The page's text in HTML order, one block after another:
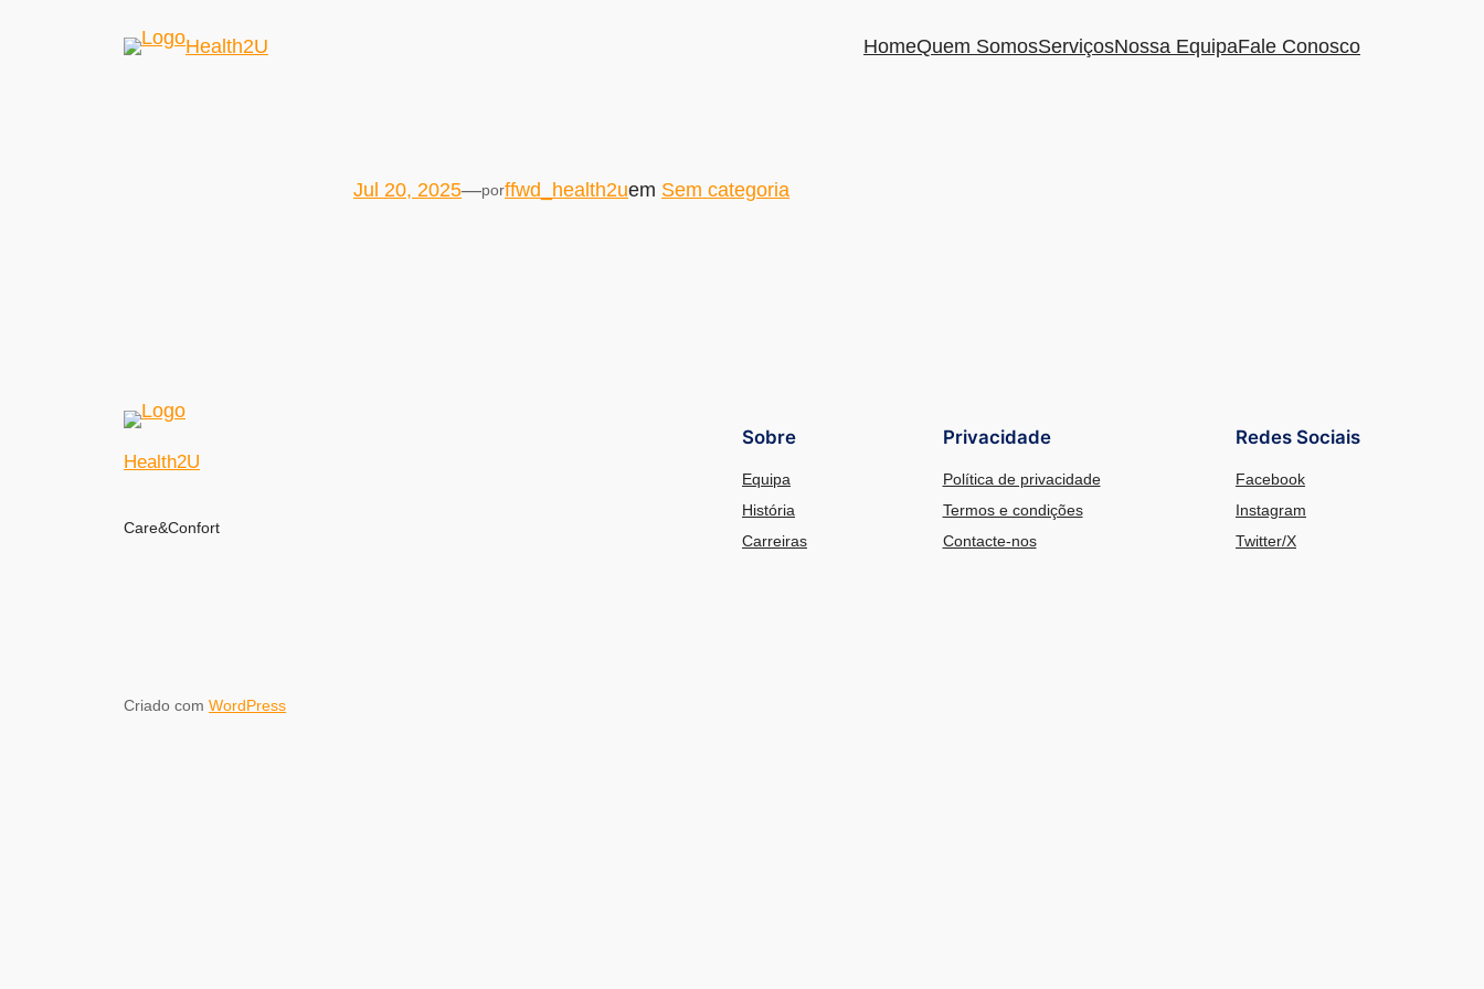
Health2U HomeQuem SomosServiçosNossa EquipaFale Conosco
Jul 20, 2025—porffwd_health2uem Sem categoria
Health2U
Care&Confort
Sobre
Equipa
História
Carreiras
Privacidade
Política de privacidade
Termos e condições
Contacte-nos
Redes Sociais
Facebook
Instagram
Twitter/X
Criado com WordPress